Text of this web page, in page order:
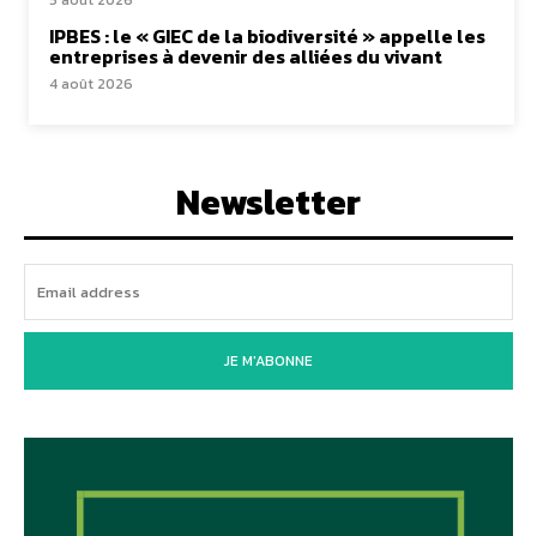
IPBES : le « GIEC de la biodiversité » appelle les
entreprises à devenir des alliées du vivant
4 août 2026
Newsletter
JE M'ABONNE